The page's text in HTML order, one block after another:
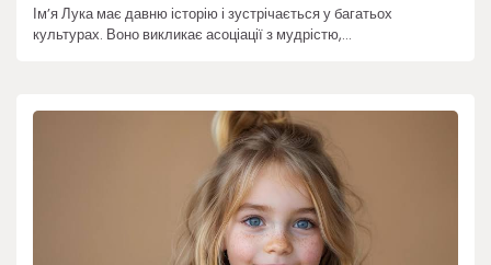
Ім’я Лука має давню історію і зустрічається у багатьох
культурах. Воно викликає асоціації з мудрістю,…